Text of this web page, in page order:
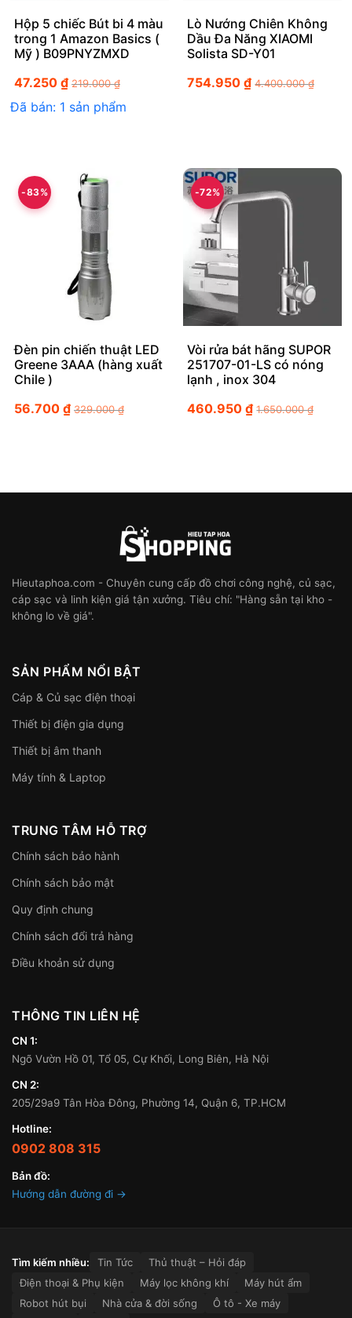
Hộp 5 chiếc Bút bi 4 màu
trong 1 Amazon Basics (
Mỹ ) B09PNYZMXD
47.250 ₫ 219.000₫
Đã bán: 1 sản phẩm
Lò Nướng Chiên Không
Dầu Đa Năng XIAOMI
Solista SD-Y01
754.950₫ 4.400.000₫
-83%
Đèn pin chiến thuật LED
Greene 3AAA (hàng xuất
Chile )
56.700 ₫ 329.000₫
-72%
Vòi rửa bát hãng SUPOR
251707-01-LS có nóng
lạnh , inox 304
460.950₫ 1.650.000₫
Hieutaphoa.com - Chuyên cung cấp đồ chơi công nghệ, củ sạc,
cáp sạc và linh kiện giá tận xưởng. Tiêu chí: "Hàng sẵn tại kho -
không lo về giá".
SẢN PHẨM NỔI BẬT
Cáp & Củ sạc điện thoại
Thiết bị điện gia dụng
Thiết bị âm thanh
Máy tính & Laptop
TRUNG TÂM HỖ TRỢ
Chính sách bảo hành
Chính sách bảo mật
Quy định chung
Chính sách đổi trả hàng
Điều khoản sử dụng
THÔNG TIN LIÊN HỆ
CN 1:
Ngõ Vườn Hồ 01, Tổ 05, Cự Khối, Long Biên, Hà Nội
CN 2:
205/29a9 Tân Hòa Đông, Phường 14, Quận 6, TP.HCM
Hotline:
0902 808 315
Bản đồ:
Hướng dẫn đường đi →
Tìm kiếm nhiều: Tin Tức
Thủ thuật – Hỏi đáp
Điện thoại & Phụ kiện
Máy lọc không khí
Máy hút ẩm
Robot hút bụi
Nhà cửa & đời sống
Ô tô - Xe máy